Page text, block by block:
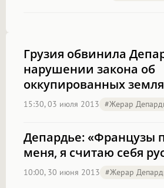
Грузия обвинила
нарушении закона об
оккупированных
15:30, 03 июля 2013 #Жерар
Депардье: «Французы
меня, я считаю себя
10:00, 30 июня 2013 #Жерар